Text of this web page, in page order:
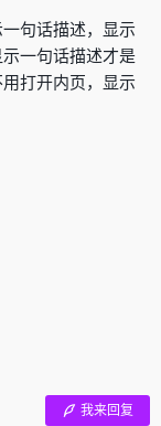
句话描述，显示
一句话描述才是
打开内页，显示
我来回复